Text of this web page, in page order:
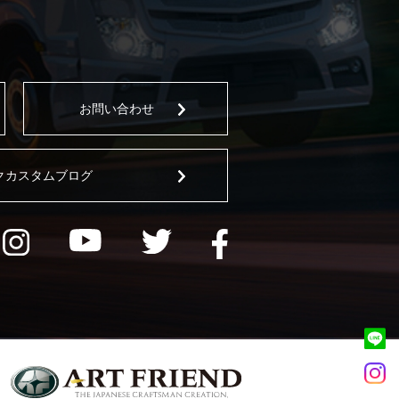
お問い合わせ
カスタムブログ